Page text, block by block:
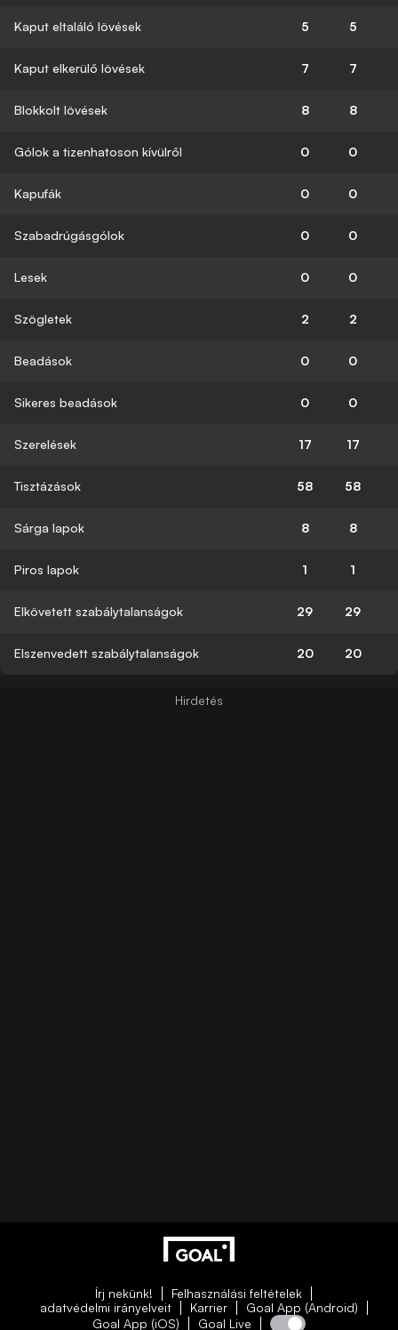
Kaput eltaláló lövések 5 5
Kaput elkerülő lövések 7 7
Blokkolt lövések 8 8
Gólok a tizenhatoson kívülről 0 0
Kapufák 0 0
Szabadrúgásgólok 0 0
Lesek 0 0
Szögletek 2 2
Beadások 0 0
Sikeres beadások 0 0
Szerelések 17 17
Tisztázások 58 58
Sárga lapok 8 8
Piros lapok 1 1
Elkövetett szabálytalanságok 29 29
Elszenvedett szabálytalanságok 20 20
Írj nekünk!
Felhasználási feltételek
adatvédelmi irányelveit
Karrier
Goal App (Android)
Goal App (iOS)
Goal Live